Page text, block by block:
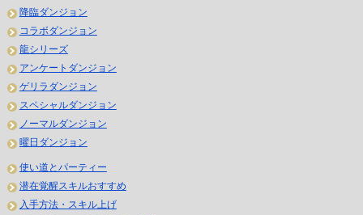
降臨ダンジョン
コラボダンジョン
龍シリーズ
アンケートダンジョン
ゲリラダンジョン
スペシャルダンジョン
ノーマルダンジョン
曜日ダンジョン
使い道とパーティー
潜在覚醒スキルおすすめ
入手方法・スキル上げ